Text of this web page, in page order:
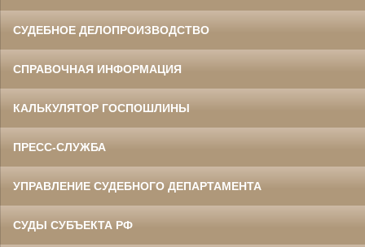
СУДЕБНОЕ ДЕЛОПРОИЗВОДСТВО
СПРАВОЧНАЯ ИНФОРМАЦИЯ
КАЛЬКУЛЯТОР ГОСПОШЛИНЫ
ПРЕСС-СЛУЖБА
УПРАВЛЕНИЕ СУДЕБНОГО ДЕПАРТАМЕНТА
СУДЫ СУБЪЕКТА РФ